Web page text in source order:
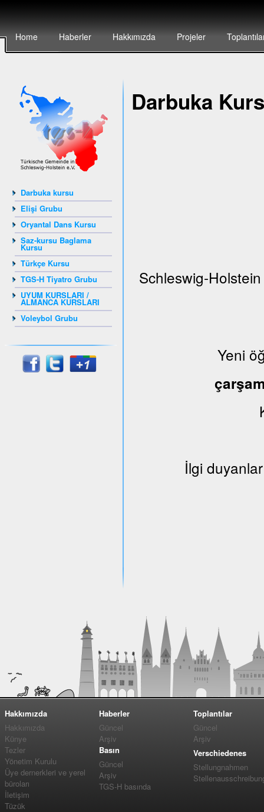
Home Haberler Hakkımızda Projeler
Darbuka kursu
Elişi Grubu
Oryantal Dans Kursu
Saz-kursu Baglama
Kursu
Türkçe Kursu
TGS-H Tiyatro Grubu
UYUM KURSLARI /
ALMANCA KURSLARI
Voleybol Grubu
Darbuka
Schleswig-
Yeni
İlgi
Hakkımızda
Hakkımızda
Künye
Tezler
Yönetim Kurulu
Üye dernerkleri ve yerel
büroları
İletişim
Tüzük
Haberler
Güncel
Arşiv
Basın
Güncel
Arşiv
TGS-H basında
Toplantılar
Güncel
Arşiv
Verschiedenes
Stellungnahmen